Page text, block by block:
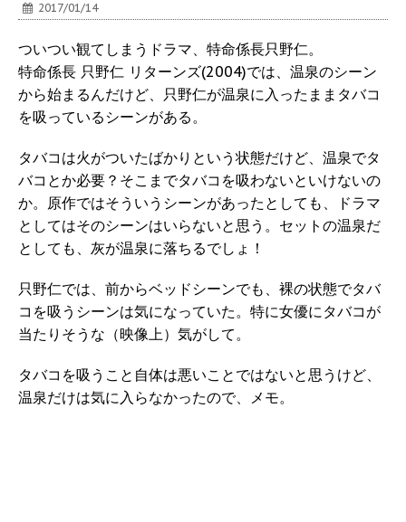
2017/01/14
ついつい観てしまうドラマ、特命係長只野仁。
特命係長 只野仁 リターンズ(2004)では、温泉のシーン
から始まるんだけど、只野仁が温泉に入ったままタバコ
を吸っているシーンがある。
タバコは火がついたばかりという状態だけど、温泉でタ
バコとか必要？そこまでタバコを吸わないといけないの
か。原作ではそういうシーンがあったとしても、ドラマ
としてはそのシーンはいらないと思う。セットの温泉だ
としても、灰が温泉に落ちるでしょ！
只野仁では、前からベッドシーンでも、裸の状態でタバ
コを吸うシーンは気になっていた。特に女優にタバコが
当たりそうな（映像上）気がして。
タバコを吸うこと自体は悪いことではないと思うけど、
温泉だけは気に入らなかったので、メモ。